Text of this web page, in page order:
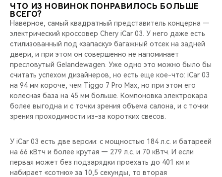
ЧТО ИЗ НОВИНОК ПОНРАВИЛОСЬ БОЛЬШЕ
ВСЕГО?
Наверное, самый квадратный представитель концерна —
электрический кроссовер Chery iCar 03. У него даже есть
стилизованный под «запаску» багажный отсек на задней
двери, и при этом он совершенно не напоминает
пресловутый Gelandewagen. Уже одно это можно было бы
считать успехом дизайнеров, но есть еще кое-что: iCar 03
на 94 мм короче, чем Tiggo 7 Pro Max, но при этом его
колесная база на 45 мм больше. Компоновка электрокара
более выгодна и с точки зрения объема салона, и с точки
зрения проходимости из-за коротких свесов.
У iCar 03 есть две версии: с мощностью 184 л.с. и батареей
на 66 кВтч и более крутая — 279 л.с. и 70 кВтч. И если
первая может без подзарядки проехать до 401 км и
набирает «сотню» за 10,5 секунды, то вторая